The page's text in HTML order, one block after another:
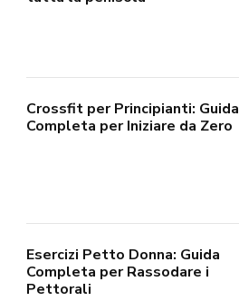
Crossfit per Principianti: Guida
Completa per Iniziare da Zero
Esercizi Petto Donna: Guida
Completa per Rassodare i
Pettorali